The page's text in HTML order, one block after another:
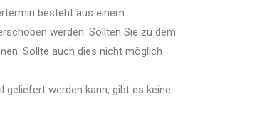
besteht aus einem
werden. Sollten Sie zu dem
Sollte auch dies nicht möglich
geliefert werden kann, gibt es keine